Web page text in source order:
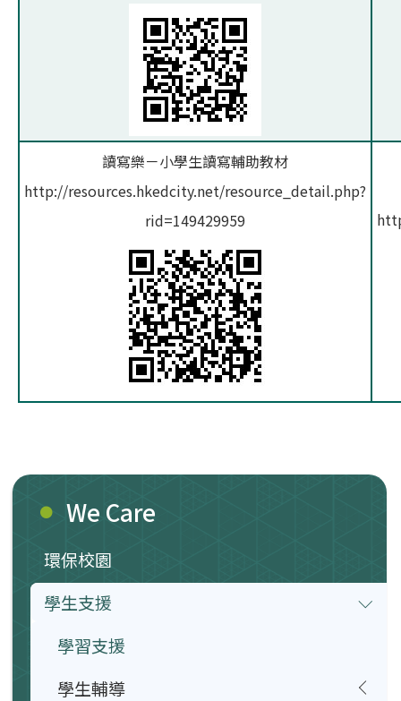
讀寫樂－小學生讀寫輔助教材
http://resources.hkedcity.net/resource_detail.php?
rid=149429959
We Care
環保校園
學生支援
學習支援
學生輔導